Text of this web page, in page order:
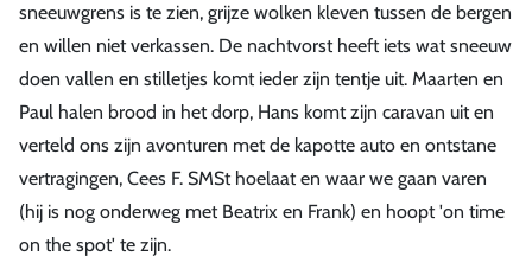
sneeuwgrens is te zien, grijze wolken kleven tussen de bergen
en willen niet verkassen. De nachtvorst heeft iets wat sneeuw
doen vallen en stilletjes komt ieder zijn tentje uit. Maarten en
Paul halen brood in het dorp, Hans komt zijn caravan uit en
verteld ons zijn avonturen met de kapotte auto en ontstane
vertragingen, Cees F. SMSt hoelaat en waar we gaan varen
(hij is nog onderweg met Beatrix en Frank) en hoopt 'on time
on the spot' te zijn.